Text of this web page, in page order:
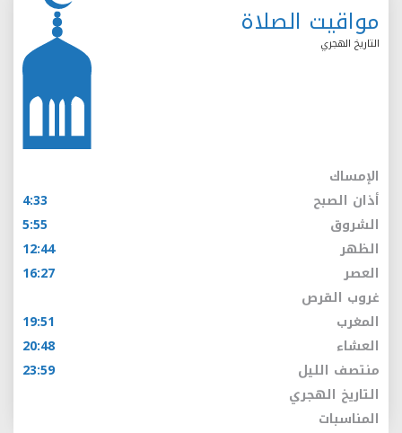
مواقيت الصلاة
التاريخ الهجري
الإمساك
أذان الصبح
4:33
الشروق
5:55
الظهر
12:44
العصر
16:27
غروب القرص
المغرب
19:51
العشاء
20:48
منتصف الليل
23:59
التاريخ الهجري
المناسبات